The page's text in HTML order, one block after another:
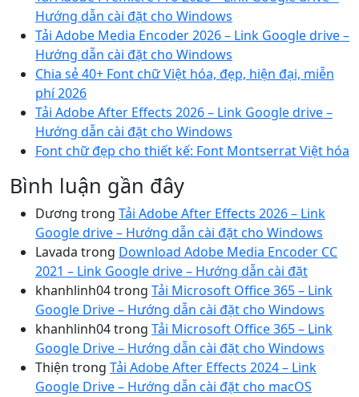
Hướng dẫn cài đặt cho Windows
Tải Adobe Media Encoder 2026 – Link Google drive –
Hướng dẫn cài đặt cho Windows
Chia sẻ 40+ Font chữ Việt hóa, đẹp, hiện đại, miễn
phí 2026
Tải Adobe After Effects 2026 – Link Google drive –
Hướng dẫn cài đặt cho Windows
Font chữ đẹp cho thiết kế: Font Montserrat Việt hóa
Bình luận gần đây
Dương trong Tải Adobe After Effects 2026 – Link
Google drive – Hướng dẫn cài đặt cho Windows
Lavada trong Download Adobe Media Encoder CC
2021 – Link Google drive – Hướng dẫn cài đặt
khanhlinh04trong Tải Microsoft Office 365 – Link
Google Drive – Hướng dẫn cài đặt cho Windows
khanhlinh04trong Tải Microsoft Office 365 – Link
Google Drive – Hướng dẫn cài đặt cho Windows
Thiện trong Tải Adobe After Effects 2024 – Link
Google Drive – Hướng dẫn cài đặt cho macOS